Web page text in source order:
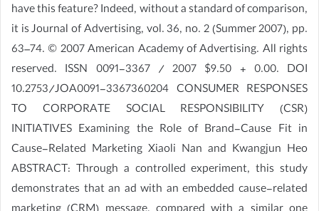
have this feature? Indeed, without a standard of comparison,
it is Journal of Advertising, vol. 36, no. 2 (Summer 2007), pp.
63–74. © 2007 American Academy of Advertising. All rights
reserved. ISSN 0091-3367 / 2007 $9.50 + 0.00. DOI
10.2753/JOA0091-3367360204 CONSUMER RESPONSES
TO CORPORATE SOCIAL RESPONSIBILITY (CSR)
INITIATIVES Examining the Role of Brand-Cause Fit in
Cause-Related Marketing Xiaoli Nan and Kwangjun Heo
ABSTRACT: Through a controlled experiment, this study
demonstrates that an ad with an embedded cause-related